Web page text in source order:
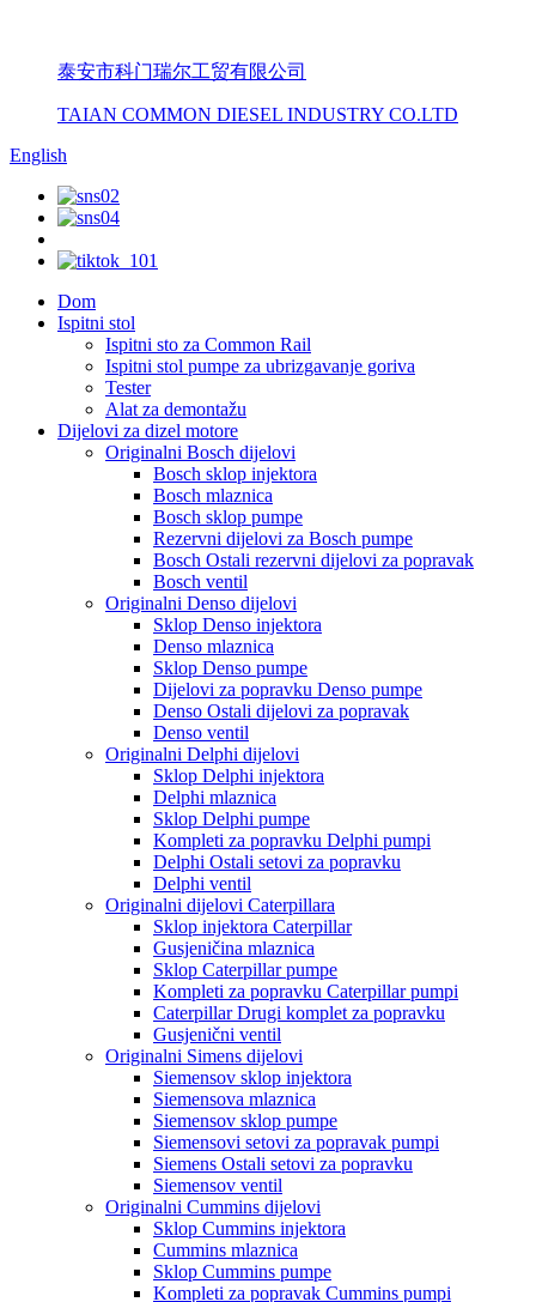
泰安市科门瑞尔工贸有限公司
TAIAN COMMON DIESEL INDUSTRY CO.LTD
English
Dom
Ispitni stol
Ispitni sto za Common Rail
Ispitni stol pumpe za ubrizgavanje goriva
Tester
Alat za demontažu
Dijelovi za dizel motore
Originalni Bosch dijelovi
Bosch sklop injektora
Bosch mlaznica
Bosch sklop pumpe
Rezervni dijelovi za Bosch pumpe
Bosch Ostali rezervni dijelovi za popravak
Bosch ventil
Originalni Denso dijelovi
Sklop Denso injektora
Denso mlaznica
Sklop Denso pumpe
Dijelovi za popravku Denso pumpe
Denso Ostali dijelovi za popravak
Denso ventil
Originalni Delphi dijelovi
Sklop Delphi injektora
Delphi mlaznica
Sklop Delphi pumpe
Kompleti za popravku Delphi pumpi
Delphi Ostali setovi za popravku
Delphi ventil
Originalni dijelovi Caterpillara
Sklop injektora Caterpillar
Gusjeničina mlaznica
Sklop Caterpillar pumpe
Kompleti za popravku Caterpillar pumpi
Caterpillar Drugi komplet za popravku
Gusjenični ventil
Originalni Simens dijelovi
Siemensov sklop injektora
Siemensova mlaznica
Siemensov sklop pumpe
Siemensovi setovi za popravak pumpi
Siemens Ostali setovi za popravku
Siemensov ventil
Originalni Cummins dijelovi
Sklop Cummins injektora
Cummins mlaznica
Sklop Cummins pumpe
Kompleti za popravak Cummins pumpi